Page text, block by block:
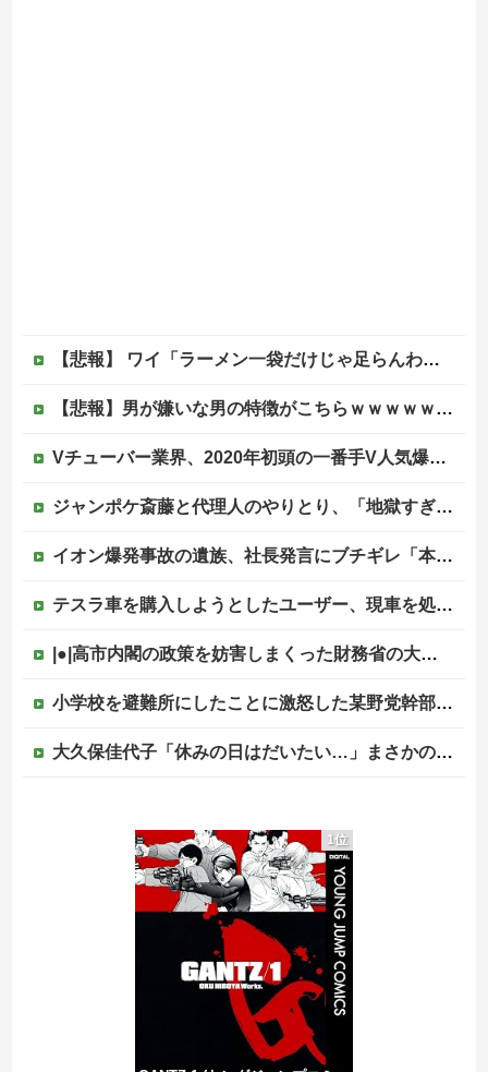
【悲報】 ワイ「ラーメン一袋だけじゃ足らんわ！二袋作ったろ！」→結果ｗｗｗ
【悲報】男が嫌いな男の特徴がこちらｗｗｗｗｗｗｗｗｗｗ
Vチューバー業界、2020年初頭の一番手V人気爆発から何も変わらない……
ジャンポケ斎藤と代理人のやりとり、「地獄すぎて完全にコントになってる……」と衝撃を受ける人が続出中他
イオン爆発事故の遺族、社長発言にブチギレ「本当のことを話して」
テスラ車を購入しようとしたユーザー、現車を処分して代金を支払い、平日の納車日に予定を合わせた結果……
|●|高市内閣の政策を妨害しまくった財務省の大物官僚、本来ならエース級の人材が就くはずのないポストに送られ……
小学校を避難所にしたことに激怒した某野党幹部、僅か3文字で論破される偉業を達成してしまい……
大久保佳代子「休みの日はだいたい…」まさかの習慣を暴露ｗｗｗ
共産党「これは酷い…京都市でマイナンバーカードを持たない29万人がポイント給付事業から排除された」
中居正広（無職）、熊本に多額の寄付していた。知人「誰にも知られなくてもいい、と公表してない」
【移民政策反対】イオンの売り場で唐揚げを食う中国人の子供
1位